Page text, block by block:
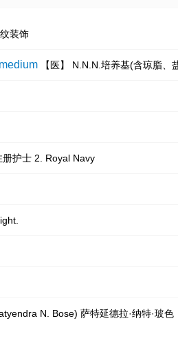
装饰
【医】 N.N.N.培养基(含琼脂
护士 2. Royal Navy
N. Bose) 萨特延德拉·纳特·玻